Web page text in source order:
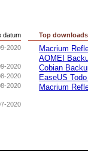
datum
2020
2020
2020
2020
2020
Top downloads
Macrium
AOMEI
Cobian
EaseUS
Macrium